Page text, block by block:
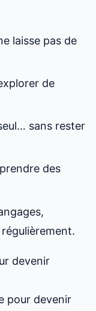
laisse pas de
de
sans rester
des
devenir
pour devenir